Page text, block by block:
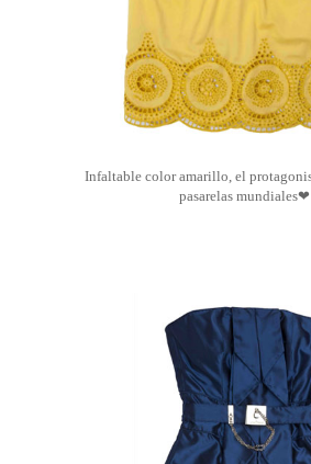
Infaltable color amarillo, el
pasarelas mundiales❤